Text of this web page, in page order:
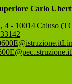
Carlo
4 - 10014 Caluso